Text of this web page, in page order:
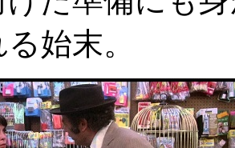
始末。